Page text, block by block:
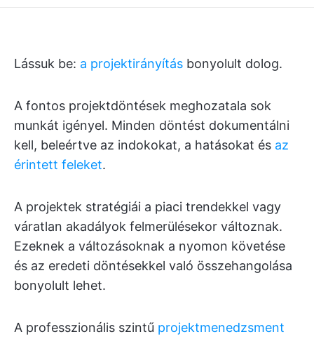
Lássuk be: a projektirányítás bonyolult dolog.
A fontos projektdöntések meghozatala sok
munkát igényel. Minden döntést dokumentálni
kell, beleértve az indokokat, a hatásokat és az
érintett feleket.
A projektek stratégiái a piaci trendekkel vagy
váratlan akadályok felmerülésekor változnak.
Ezeknek a változásoknak a nyomon követése
és az eredeti döntésekkel való összehangolása
bonyolult lehet.
A professzionális szintű projektmenedzsment